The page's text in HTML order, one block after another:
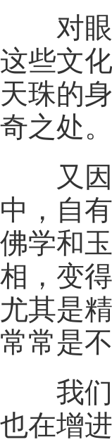
对眼
这些文
天珠的
奇之处。
又因
中，自
佛学和
相，变
尤其是
常常是
我们
也在增